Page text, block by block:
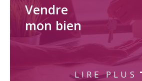
Vendre
mon bien
LIRE PLUS